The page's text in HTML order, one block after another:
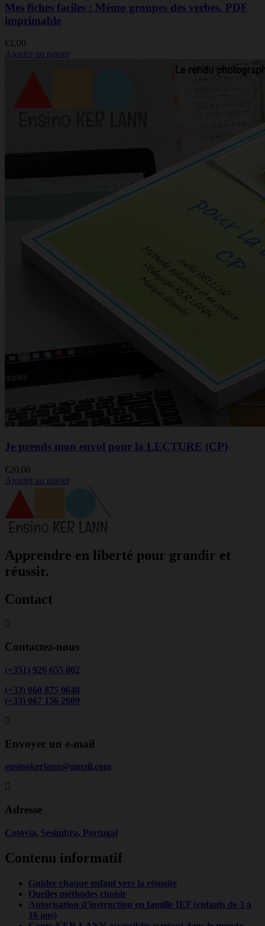
Mes fiches faciles : Mémo groupes des verbes. PDF
imprimable
€ 1,00
Ajouter au panier
Je prends mon envol pour la LECTURE (CP)
€20,00
Ajouter au panier
Apprendre en liberté pour grandir et
réussir.
Contact
Contactez-nous
(+351) 926 655 002
(+33) 060 875 0648
(+33) 067 156 2609
Envoyer un e-mail
ensinokerlann@gmail.com
Adresse
Cotovia, Sesimbra, Portugal
Contenu informatif
Guider chaque enfant vers la réussite
Quelles méthodes choisir
Autorisation d’instruction en famille IEF (enfants de 3 à
16 ans)